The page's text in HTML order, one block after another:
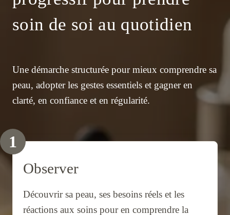
soin de soi au quotidien
Une démarche structurée pour mieux comprendre sa
peau, adopter les gestes essentiels et gagner en
clarté, en confiance et en régularité.
1
Observer
Découvrir sa peau, ses besoins réels et les
réactions aux soins pour en comprendre la